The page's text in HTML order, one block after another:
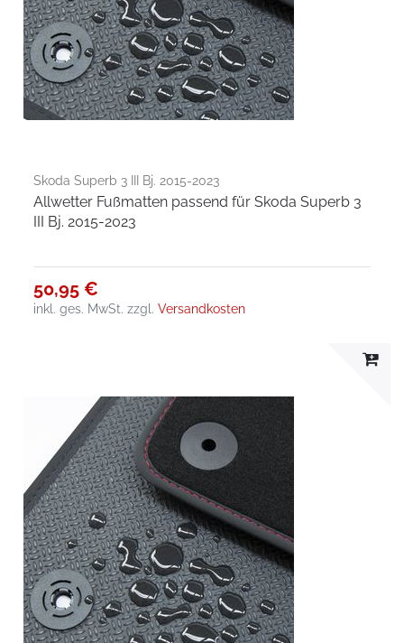
Skoda Superb 3 III Bj. 2015-2023
Allwetter Fußmatten passend für Skoda Superb 3
III Bj. 2015-2023
50,95 €
inkl. ges. MwSt. zzgl.Versandkosten